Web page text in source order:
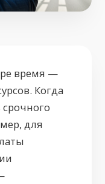
время —
Когда
для